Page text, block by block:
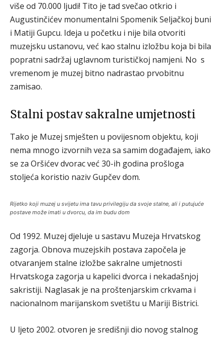
više od 70.000 ljudi! Tito je tad svečao otkrio i
Augustinčićev monumentalni Spomenik Seljačkoj buni
i Matiji Gupcu. Ideja u početku i nije bila otvoriti
muzejsku ustanovu, već kao stalnu izložbu koja bi bila
popratni sadržaj uglavnom turističkoj namjeni. No s
vremenom je muzej bitno nadrastao prvobitnu
zamisao.
Stalni postav sakralne umjetnosti
Tako je Muzej smješten u povijesnom objektu, koji
nema mnogo izvornih veza sa samim događajem, iako
se za Oršićev dvorac već 30-ih godina prošloga
stoljeća koristio naziv Gupčev dom.
Rijetko koji muzej u svijetu ima tavu privilegiju da svoje stalne, ali i putujuće
postave može imati u dvorcu, da im budu dom
Od 1992. Muzej djeluje u sastavu Muzeja Hrvatskog
zagorja. Obnova muzejskih postava započela je
otvaranjem stalne izložbe sakralne umjetnosti
Hrvatskoga zagorja u kapelici dvorca i nekadašnjoj
sakristiji. Naglasak je na proštenjarskim crkvama i
nacionalnom marijanskom svetištu u Mariji Bistrici.
U ljeto 2002. otvoren je središnji dio novog stalnog